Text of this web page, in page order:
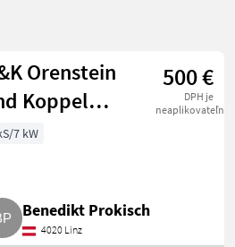
Filtry
Orenstein
Koppel
500 €
DPH je
neaplikovateľné
7 kW
Benedikt Prokisch
4020 Linz